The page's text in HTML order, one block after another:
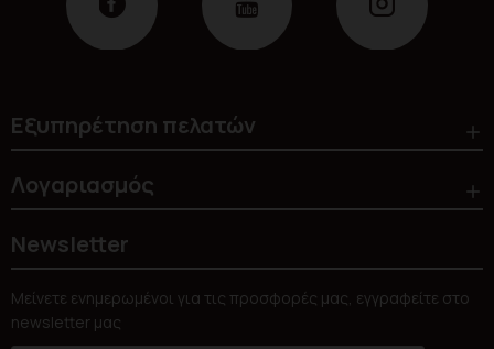
Εξυπηρέτηση πελατών
Λογαριασμός
Newsletter
Μείνετε ενημερωμένοι για τις προσφορές μας, εγγραφείτε στο
newsletter μας